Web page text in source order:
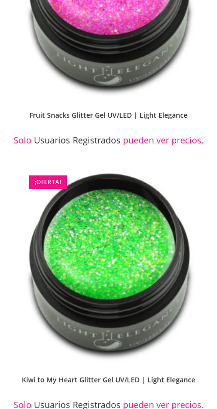
Fruit Snacks Glitter Gel UV/LED | Light Elegance
Solo Usuarios Registrados pueden ver precios.
¡OFERTA!
Kiwi to My Heart Glitter Gel UV/LED | Light Elegance
Solo Usuarios Registrados pueden ver precios.